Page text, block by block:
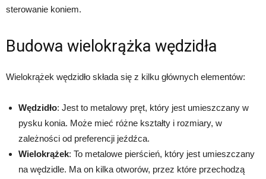
sterowanie koniem.
Budowa wielokrążka wędzidła
Wielokrążek wędzidło składa się z kilku głównych elementów:
Wędzidło: Jest to metalowy pręt, który jest umieszczany w
pysku konia. Może mieć różne kształty i rozmiary, w
zależności od preferencji jeźdźca.
Wielokrążek: To metalowe pierścień, który jest umieszczany
na wędzidle. Ma on kilka otworów, przez które przechodzą